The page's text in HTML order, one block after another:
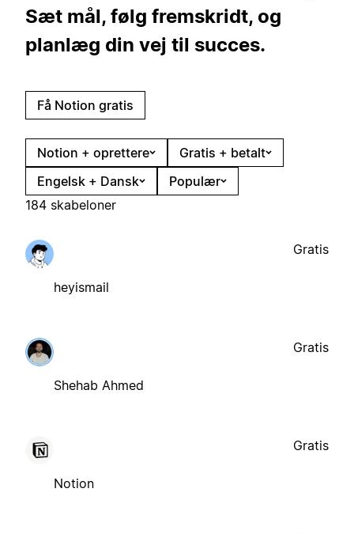
Sæt mål, følg fremskridt, og
planlæg din vej til succes.
Få Notion gratis
Notion + oprettere
Gratis + betalt
Engelsk + Dansk
Populær
184 skabeloner
heyismail
Gratis
Shehab Ahmed
Gratis
Notion
Gratis